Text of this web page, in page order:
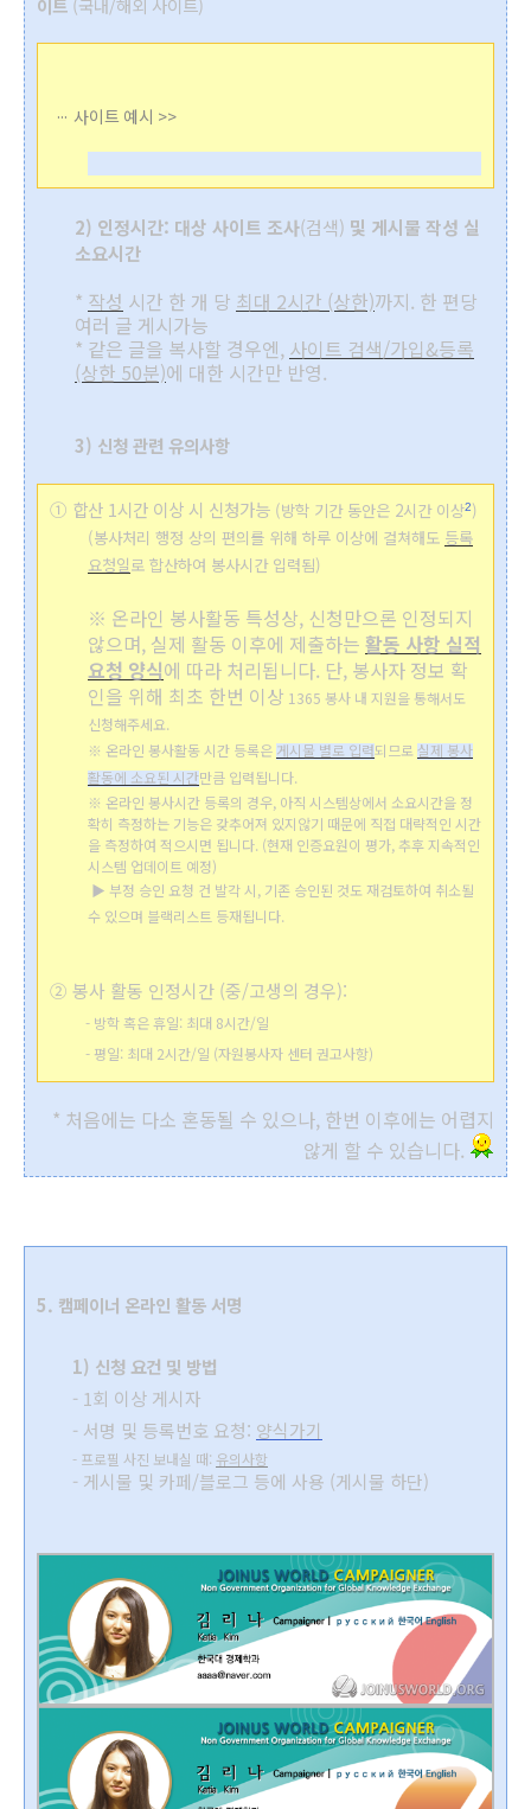
이트 (국내/해외 사이트)
사이트 예시 >>
2) 인정시간: 대상 사이트 조사(검색) 및 게시물 작성 실
소요시간
* 작성 시간 한 개 당 최대 2시간 (상한)까지. 한 편당
여러 글 게시가능
* 같은 글을 복사할 경우엔, 사이트 검색/가입&등록
(상한 50분)에 대한 시간만 반영.
3) 신청 관련 유의사항
① 합산 1시간 이상 시 신청가능 (방학 기간 동안은 2시간 이상2)
(봉사처리 행정 상의 편의를 위해 하루 이상에 걸쳐해도 등록
요청일로 합산하여 봉사시간 입력됨)
※ 온라인 봉사활동 특성상, 신청만으론 인정되지
않으며, 실제 활동 이후에 제출하는 활동 사항 실적
요청 양식에 따라 처리됩니다. 단, 봉사자 정보 확
인을 위해 최초 한번 이상 1365 봉사 내 지원을 통해서도
신청해주세요.
※ 온라인 봉사활동 시간 등록은게시물 별로 입력되므로 실제 봉사
활동에 소요된 시간만큼 입력됩니다.
※ 온라인 봉사시간 등록의 경우, 아직 시스템상에서 소요시간을 정
확히 측정하는 기능은 갖추어져 있지않기 때문에 직접 대략적인 시간
을 측정하여 적으시면 됩니다. (현재 인증요원이 평가, 추후 지속적인
시스템 업데이트 예정)
▶ 부정 승인 요청 건 발각 시, 기존 승인된 것도 재검토하여 취소될
수 있으며 블랙리스트 등재됩니다.
② 봉사 활동 인정시간 (중/고생의 경우):
- 방학 혹은 휴일: 최대 8시간/일
- 평일: 최대 2시간/일 (자원봉사자 센터 권고사항)
* 처음에는 다소 혼동될 수 있으나, 한번 이후에는 어렵지
않게 할 수 있습니다.
5. 캠페이너 온라인 활동 서명
1) 신청 요건 및 방법
- 1회 이상 게시자
- 서명 및 등록번호 요청: 양식가기
- 프로필 사진 보내실 때: 유의사항
- 게시물 및 카페/블로그 등에 사용 (게시물 하단)